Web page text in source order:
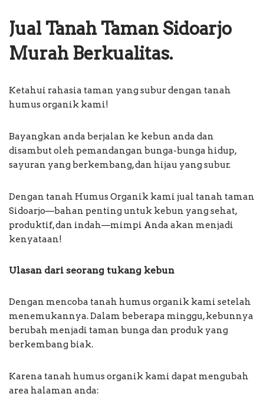
Jual Tanah Taman Sidoarjo
Murah Berkualitas.
Ketahui rahasia taman yang subur dengan tanah
humus organik kami!
Bayangkan anda berjalan ke kebun anda dan
disambut oleh pemandangan bunga-bunga hidup,
sayuran yang berkembang, dan hijau yang subur.
Dengan tanah Humus Organik kami jual tanah taman
Sidoarjo—bahan penting untuk kebun yang sehat,
produktif, dan indah—mimpi Anda akan menjadi
kenyataan!
Ulasan dari seorang tukang kebun
Dengan mencoba tanah humus organik kami setelah
menemukannya. Dalam beberapa minggu, kebunnya
berubah menjadi taman bunga dan produk yang
berkembang biak.
Karena tanah humus organik kami dapat mengubah
area halaman anda: